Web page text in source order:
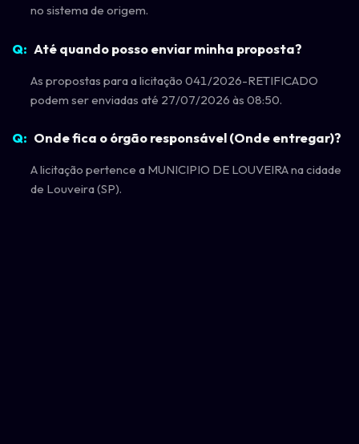
no sistema de origem.
Até quando posso enviar minha proposta?
As propostas para a licitação 041/2026-RETIFICADO
podem ser enviadas até 27/07/2026 às 08:50.
Onde fica o órgão responsável (Onde entregar)?
A licitação pertence a MUNICIPIO DE LOUVEIRA na cidade
de Louveira (SP).